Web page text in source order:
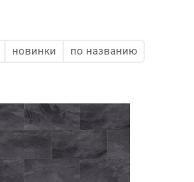
новинки по названию